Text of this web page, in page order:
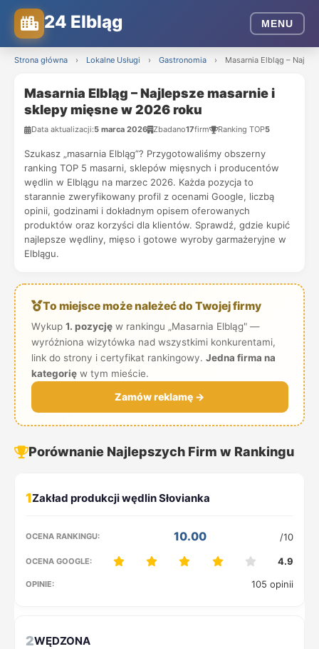
24 Elbląg MENU
Strona główna › Lokalne Usługi › Gastronomia › Masarnia Elbląg –
Masarnia Elbląg – Najlepsze masarnie i
sklepy mięsne w 2026 roku
Data aktualizacji:5 marca 2026 Zbadano17firm Ranking TOP5
Szukasz „masarnia Elbląg”? Przygotowaliśmy obszerny
ranking TOP 5 masarni, sklepów mięsnych i producentów
wędlin w Elblągu na marzec 2026. Każda pozycja to
starannie zweryfikowany profil z ocenami Google, liczbą
opinii, godzinami i dokładnym opisem oferowanych
produktów oraz korzyści dla klientów. Sprawdź, gdzie kupić
najlepsze wędliny, mięso i gotowe wyroby garmażeryjne w
Elblągu.
To miejsce może należeć do Twojej firmy
Wykup 1. pozycjęw rankingu „Masarnia Elbląg" —
wyróżniona wizytówka nad wszystkimi konkurentami,
link do strony i certyfikat rankingowy. Jedna firma na
kategorięw tym mieście.
Zamów reklamę →
Porównanie Najlepszych Firm w Rankingu
1
10.00 /10
4.9
105 opinii
2